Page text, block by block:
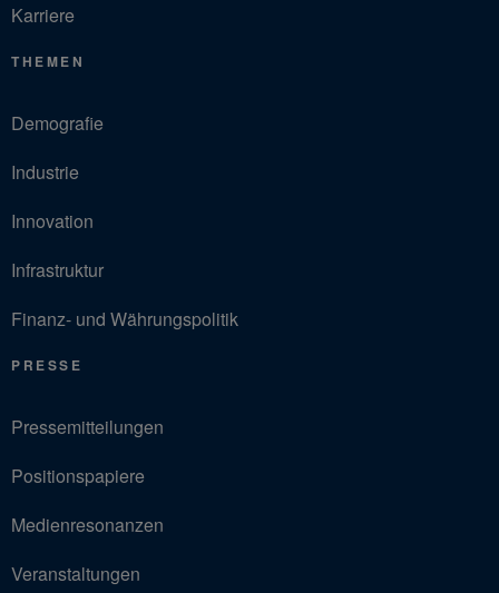
Karriere
THEMEN
Demografie
Industrie
Innovation
Infrastruktur
Finanz- und Währungspolitik
PRESSE
Pressemitteilungen
Positionspapiere
Medienresonanzen
Veranstaltungen